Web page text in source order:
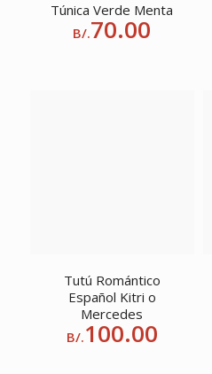
Túnica Verde Menta
B/.70.00
Tutú Romántico
Español Kitri o
Mercedes
B/.100.00